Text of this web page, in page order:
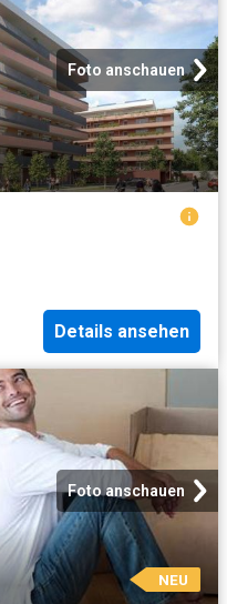
Foto anschauen
Details ansehen
Foto anschauen
NEU